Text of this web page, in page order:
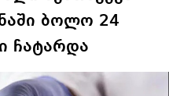
ბოლო 24
ჩატარდა